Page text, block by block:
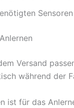
Sensoren
Versand
während der
ist für das